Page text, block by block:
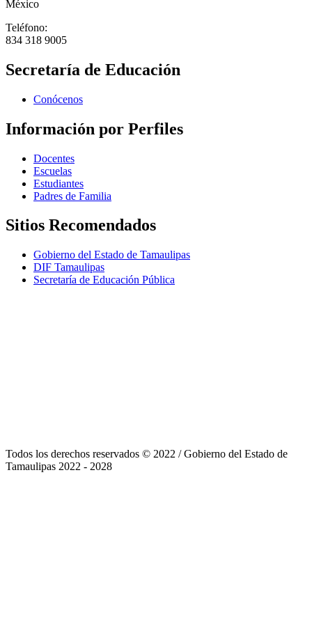
México
Teléfono:
834 318 9005
Secretaría de Educación
Conócenos
Información por Perfiles
Docentes
Escuelas
Estudiantes
Padres de Familia
Sitios Recomendados
Gobierno del Estado de Tamaulipas
DIF Tamaulipas
Secretaría de Educación Pública
Todos los derechos reservados © 2022 /Gobierno del Estado de
Tamaulipas 2022 - 2028